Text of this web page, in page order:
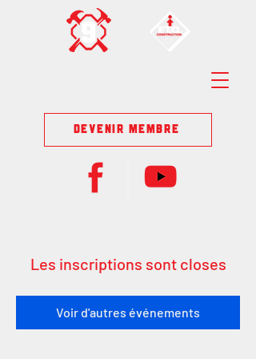
DEVENIR MEMBRE
Les inscriptions sont closes
Voir d'autres événements